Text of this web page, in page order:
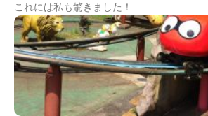
これには私も驚きました！